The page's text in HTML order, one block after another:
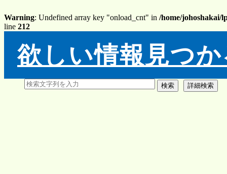
Warning: Undefined array key "onload_cnt" in /home/johoshakai/
line 212
欲しい情報見つ